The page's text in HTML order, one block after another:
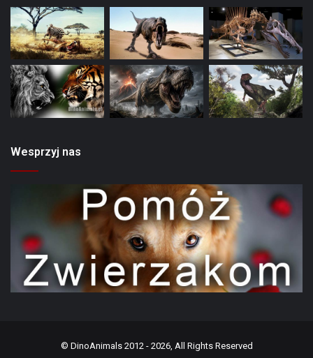
Wesprzyj nas
© DinoAnimals2012 - 2026, All Rights Reserved